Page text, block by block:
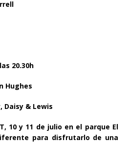
20.30h
Hughes
Daisy & Lewis
10 y 11 de julio en el parque El
para disfrutarlo de una